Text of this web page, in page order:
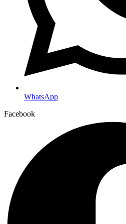
WhatsApp
Facebook